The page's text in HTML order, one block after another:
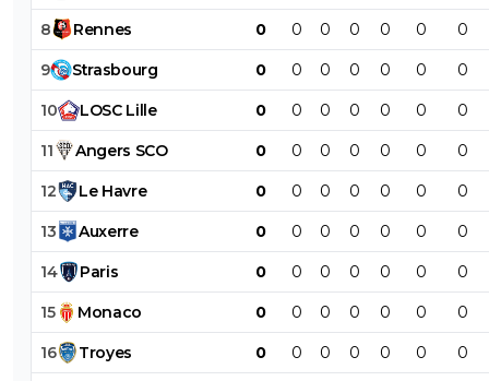
8 Rennes 0 0 0 0 0 0 0
9 Strasbourg 0 0 0 0 0 0 0
10 LOSC Lille 0 0 0 0 0 0 0
11 Angers SCO 0 0 0 0 0 0 0
12 Le Havre 0 0 0 0 0 0 0
13 Auxerre 0 0 0 0 0 0 0
14 Paris 0 0 0 0 0 0 0
15 Monaco 0 0 0 0 0 0 0
16 Troyes 0 0 0 0 0 0 0